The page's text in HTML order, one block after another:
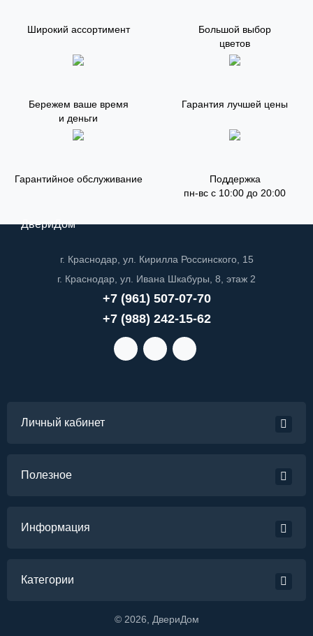
Широкий ассортимент
Большой выбор
цветов
Бережем ваше время
и деньги
Гарантия лучшей цены
Гарантийное обслуживание
Поддержка
пн-вс с 10:00 до 20:00
ДвериДом
г. Краснодар, ул. Кирилла Россинского, 15
г. Краснодар, ул. Ивана Шкабуры, 8, этаж 2
+7 (961) 507-07-70
+7 (988) 242-15-62
Личный кабинет
Полезное
Информация
Категории
© 2026 , ДвериДом